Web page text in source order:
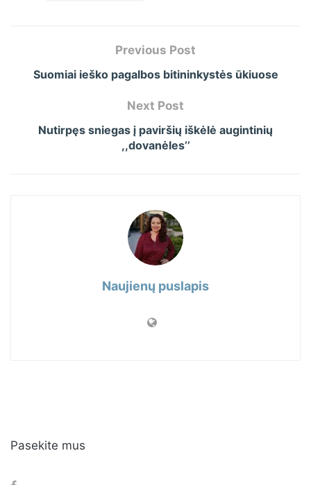
Previous Post
Suomiai ieško pagalbos bitininkystės ūkiuose
Next Post
Nutirpęs sniegas į paviršių iškėlė augintinių
,,dovanėles’’
Naujienų puslapis
Pasekite mus